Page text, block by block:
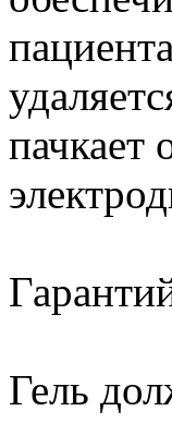
пачкает
Гель